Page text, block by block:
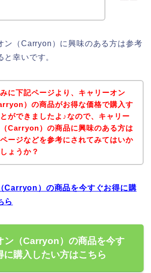
ン（Carryon）に興味のある方は参考
と幸いです。
に下記ページより、キャリーオン
）の商品がお得な価格で購入す
ができましたよ♪なので、キャリー
Carryon）の商品に興味のある方は
ージなどを参考にされてみてはいか
ょうか？
Carryon）の商品を今すぐお得に購
ら
ン（Carryon）の商品を今す
に購入したい方はこちら